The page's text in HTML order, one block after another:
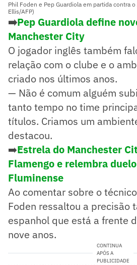
Phil Foden e Pep Guardiola em partida contra
Ellis/AFP)
➡️Pep Guardiola define
Manchester City
O jogador inglês também
relação com o clube e o
criado nos últimos anos.
— Não é comum alguém
tanto tempo no time
títulos. Criamos um
destacou.
➡️Estrela do Manchester
Flamengo e relembra
Fluminense
Ao comentar sobre o
Foden ressaltou a precisão
espanhol que está a frente
nove anos.
CONTINUA
APÓS A
PUBLICIDADE